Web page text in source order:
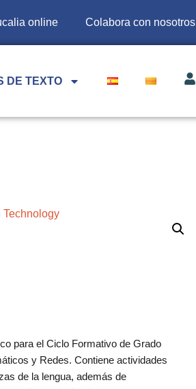
online Colabora con nosotros
DE TEXTO
para el Ciclo Formativo de Grado
y Redes. Contiene actividades
de la lengua, además de